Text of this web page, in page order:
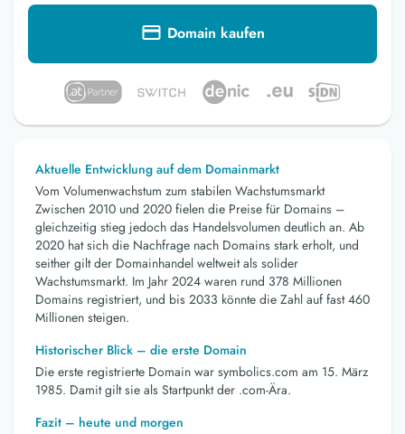
Domain kaufen
Aktuelle Entwicklung auf dem Domainmarkt
Vom Volumenwachstum zum stabilen Wachstumsmarkt
Zwischen 2010 und 2020 fielen die Preise für Domains –
gleichzeitig stieg jedoch das Handelsvolumen deutlich an. Ab
2020 hat sich die Nachfrage nach Domains stark erholt, und
seither gilt der Domainhandel weltweit als solider
Wachstumsmarkt. Im Jahr 2024 waren rund 378 Millionen
Domains registriert, und bis 2033 könnte die Zahl auf fast 460
Millionen steigen.
Historischer Blick – die erste Domain
Die erste registrierte Domain war symbolics.com am 15. März
1985. Damit gilt sie als Startpunkt der .com-Ära.
Fazit – heute und morgen